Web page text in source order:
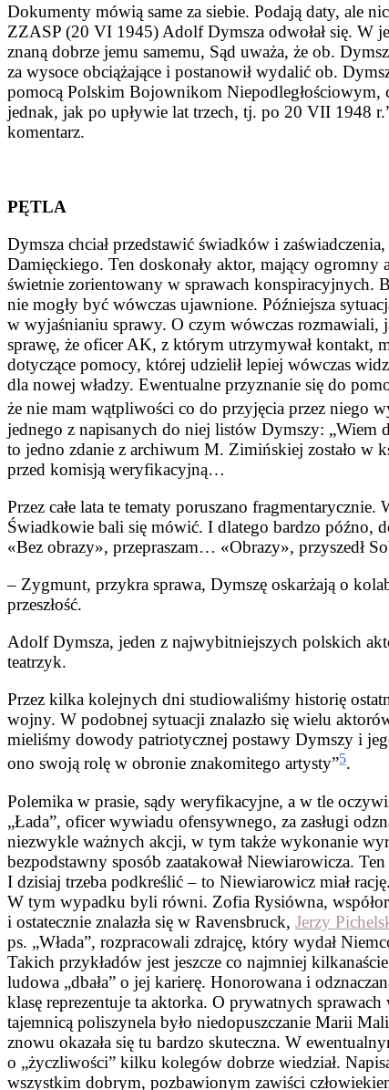
Dokumenty mówią same za siebie. Podają daty, ale
ZZASP (20 VI 1945) Adolf Dymsza odwołał się. W
znaną dobrze jemu samemu, Sąd uważa, że ob.
za wysoce obciążające i postanowił wydalić ob.
pomocą Polskim Bojownikom Niepodległościowym,
jednak, jak po upływie lat trzech, tj. po 20 VII 1948
komentarz.
PĘTLA
Dymsza chciał przedstawić świadków i
Damięckiego. Ten doskonały aktor, mający
świetnie zorientowany w sprawach konspiracyjnych.
nie mogły być wówczas ujawnione. Późniejsza
w wyjaśnianiu sprawy. O czym wówczas rozmawiali,
sprawę, że oficer AK, z którym utrzymywał kontakt,
dotyczące pomocy, której udzielił lepiej wówczas
dla nowej władzy. Ewentualne przyznanie się do
że nie mam wątpliwości co do przyjęcia przez niego
jednego z napisanych do niej listów Dymszy: „Wiem
to jedno zdanie z archiwum M. Zimińskiej zostało w
przed komisją weryfikacyjną…
Przez całe lata te tematy poruszano
Świadkowie bali się mówić. I dlatego bardzo późno,
«Bez obrazy», przepraszam… «Obrazy», przyszedł
– Zygmunt, przykra sprawa, Dymszę oskarżają o
przeszłość.
Adolf Dymsza, jeden z najwybitniejszych polskich
teatrzyk.
Przez kilka kolejnych dni studiowaliśmy historię
wojny. W podobnej sytuacji znalazło się wielu
mieliśmy dowody patriotycznej postawy Dymszy i
ono swoją rolę w obronie znakomitego artysty”5.
Polemika w prasie, sądy weryfikacyjne, a w tle
„Łada”, oficer wywiadu ofensywnego, za zasługi
niezwykle ważnych akcji, w tym także wykonanie
bezpodstawny sposób zaatakował Niewiarowicza.
I dzisiaj trzeba podkreślić – to Niewiarowicz miał
W tym wypadku byli równi. Zofia Rysiówna,
i ostatecznie znalazła się w Ravensbruck, Jerzy
ps. „Włada”, rozpracowali zdrajcę, który wydał
Takich przykładów jest jeszcze co najmniej
ludowa „dbała” o jej karierę. Honorowana i
klasę reprezentuje ta aktorka. O prywatnych
tajemnicą poliszynela było niedopuszczanie Marii
znowu okazała się tu bardzo skuteczna. W
o „życzliwości” kilku kolegów dobrze wiedział.
wszystkim dobrym, pozbawionym zawiści